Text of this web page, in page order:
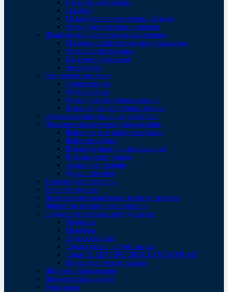
Гладилки для бетона
Скребки
Малки для затирки бетона. Кельмы
Формирователи шва и кромки
Шлифовально-полировальные машины
Машины шлифовально-полировальные
Фрезы шлифовальные
Пады полировальные
Аксессуары
Затирочные машины
Однороторные
Двухроторные
Диски для затирочных машин
Лопасти для затирочных машин
Фрезеровальные машины для бетона
Дорожно-строительное оборудование
Виброплиты и вибротрамбовки
Вибротрамбовки
Швонарезчики. Диски алмазные
Раздельщики трещин
Заливщики трещин
Диски отрезные
Тележки для топпинга
Бетоноукладчики
Пылесосы промышленные и пресепараторы
Двигатели внутреннего сгорания
Садово-строительное оборудование
Мотокосы
Мотобуры
Опрыскиватели
Тачки садово - строительные
Тачки ЭЛЕКТРИЧЕСКИЕ САМОХОДНЫЕ
Колеса для тачек и тележек
Щитовое оборудование
Предоставляем услуги
Генераторы